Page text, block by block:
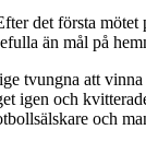
det första
än mål på
tvungna att
igen och
och